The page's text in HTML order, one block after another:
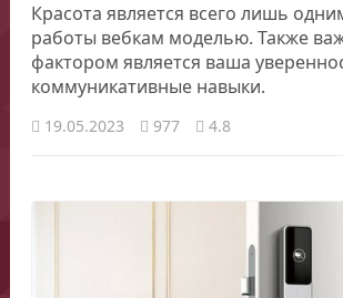
Красота является всего лишь
работы вебкам моделью. Также
фактором является ваша
коммуникативные навыки.
19.05.2023 977 4.8